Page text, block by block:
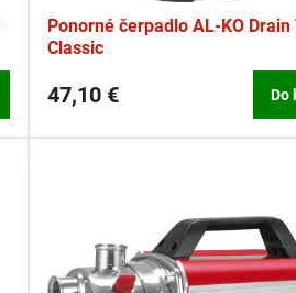
Ponorné čerpadlo AL-KO Drain
Classic
47,10 € Do